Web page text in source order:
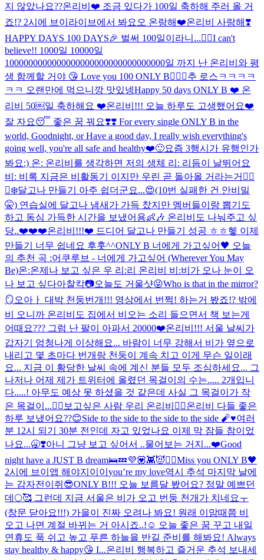
지 않았나요??온리비❤️ 조금 있다가 100일 축하해 주러 올 거
죠!? 2시에 브이라이브에서 봐요오 온랑해❤️온리비 사랑해❣️
HAPPY DAYS 100 DAYS🎉 벌써 100일이라니...❤️‍🔥I can't
believe!! 1000일 10000일
1000000000000000000000000000000000일 까지 난 온리비와 평
생 함께할 거야 😘 Love you 100 ONLY B❤️‍🔥💯추 로스ㅋㅋㅋㅋ
ㅋㅋ 오랜만에 먹으니깡 맛있넹Happy 50 days ONLY B ❤️ 온
리비 50￼일 축하해요 ❤️온리비!!! 오늘 하루도 고생했어요❤️
잘 자요😴 좋은 꿈 꿔요❣️❣️ For every single ONLY B in the
world, Goodnight, or Have a good day, I really wish everything's
going well, you're all safe and healthy❤️🙂요즘 3행시가 유행인가
봐요:) 온: 온리비를 생각하면 저의 생체 리: 리듬이 날뛰어요
비: 비록 지금은 비활동기 이지만 우린 곧 돌아올 거라는거❤️‍🔥
🐻‍❄️달고나 만들기 아주 쉽더군요...😍(10번 실패한 건 안비밀
🤫) 연습실에 달고나 냄새가 가득 찼지만 멤버들이랑 뽑기도
하고 동심 가득한 시간을 보냈어용👶🎶 온리비도 나눠주고 싶
당..❤️❤️❤️온리비!!!❤️ 드디어 달고나 만들기 성공 ㅎㅎ헿 이제
만들기 너무 쉽네요 후훗^^ONLY B 너에게 가고싶어🖤 오늘
의 추천 곡 :어쿠루브 - 너에게 가고싶어 (Wherever You May
Be)온:온제나 보고 싶은 우 리:리 온리비 비:비가 오나 눈이 오
나 보고 싶다아찰칵📷오늘도 거울샷😜Who is that in the mirror?
🪞오아ㅏ 대박 천둥번개!!! 영상에서 번쩍! 하는거 봤죠!? 밖에
비 오니까 온리비도 집에서 비오는 소리 들으면서 책 보는게
어때요??? 그럼 난 팔이 아파서 20000❤️온리비!!! 서울 날씨가
갑자기 엄청나게 이상해요... 바람이 너무 강해서 비가 옆으로
내리고 몇 초마다 번개랑 천둥이 계속 치고 이게 무슨 일이래
요... 지금 이 황당한 날씨 속에 계신 분들 모두 조심하세요... 그
나저나 어제 제가 트위터에 올렸던 목걸이의 수는..... 2개입니
다.....! 아무도 예상 못 하셨을 것 같은데 사실 그 목걸이가 작
은 목걸이...❤️‍🔥보고싶은 사람 우리 온리비❤️‍🔥온리비 다들 좋은
하루 보냈어요??😊Side to the side to the side to the side 🧨♥️여러
분 12시 되기 30분 전인데 자고 있었나요 이제 막 잠들 참이었
나요...🥱❣️아니 그냥 보고 싶어서 ..물어보는 거지...❤️Good
night have a JUST B dream🛌💤💜💟👾😈🙆‍♀️Miss you ONLY B🖤
2시에 브이앱 해야지이이 you’re my love역시 추석 마지막 날에
는 감자전이쥐😎ONLY B!!! 오늘 보름달 봤어요? 정말 예쁘던
데🌕🥰 그런데 지금 서울은 비가 오고 번둥 천개가 치네요ㅜ
(창문 닫아요!!!) 가을이 진짜 오려나 봐요! 원래 이맘때쯤 비
오고 나면 계절 바뀌는 거 아시죠..!☺️ 오늘 좋은 꿈 꾸고 내일
연휴도 푹 쉬고 높고 푸른 하늘을 반길 준비를 해봐요! Always
stay healthy & happy😘 I...온리비 행복하고 즐거운 추석 보내세